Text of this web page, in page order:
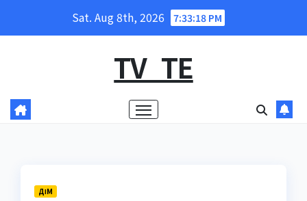
Sat. Aug 8th, 2026 7:33:19 PM
TV_TE
ДІМ